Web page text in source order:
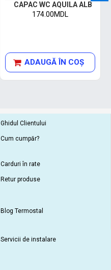
CAPAC WC AQUILA ALB
174.00MDL
ADAUGĂ ÎN COŞ
Ghidul Clientului
Cum cumpăr?
Carduri în rate
Retur produse
Blog Termostal
Servicii de instalare